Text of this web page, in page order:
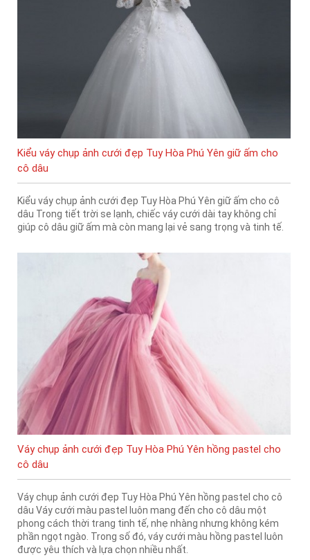
Kiểu váy chụp ảnh cưới đẹp Tuy Hòa Phú Yên giữ ấm cho
cô dâu
Kiểu váy chụp ảnh cưới đẹp Tuy Hòa Phú Yên giữ ấm cho cô
dâu Trong tiết trời se lạnh, chiếc váy cưới dài tay không chỉ
giúp cô dâu giữ ấm mà còn mang lại vẻ sang trọng và tinh tế.
Váy chụp ảnh cưới đẹp Tuy Hòa Phú Yên hồng pastel cho
cô dâu
Váy chụp ảnh cưới đẹp Tuy Hòa Phú Yên hồng pastel cho cô
dâu Váy cưới màu pastel luôn mang đến cho cô dâu một
phong cách thời trang tinh tế, nhẹ nhàng nhưng không kém
phần ngọt ngào. Trong số đó, váy cưới màu hồng pastel luôn
được yêu thích và lựa chọn nhiều nhất.